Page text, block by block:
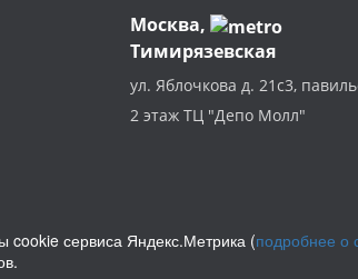
Москва,
Тимирязевская
ул. Яблочкова д. 21с3,
2 этаж ТЦ "Депо Молл"
cookie сервиса Яндекс.Метрика (подробнее о